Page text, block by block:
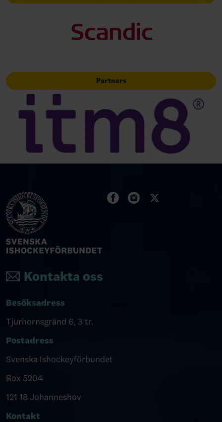
Partners
Kontakta oss
Besöksadress
Tjurhornsgränd 6, 3 tr.
Postadress
Svenska Ishockeyförbundet
Box 5204
121 18 Johanneshov
Kontakt